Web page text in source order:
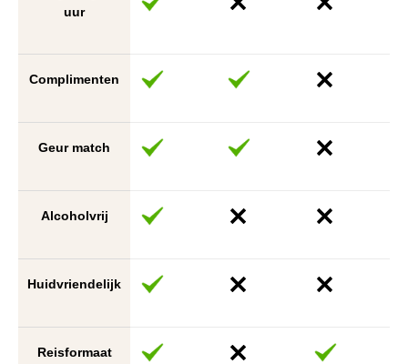
uur
Complimenten
Geur match
Alcoholvrij
Huidvriendelijk
Reisformaat